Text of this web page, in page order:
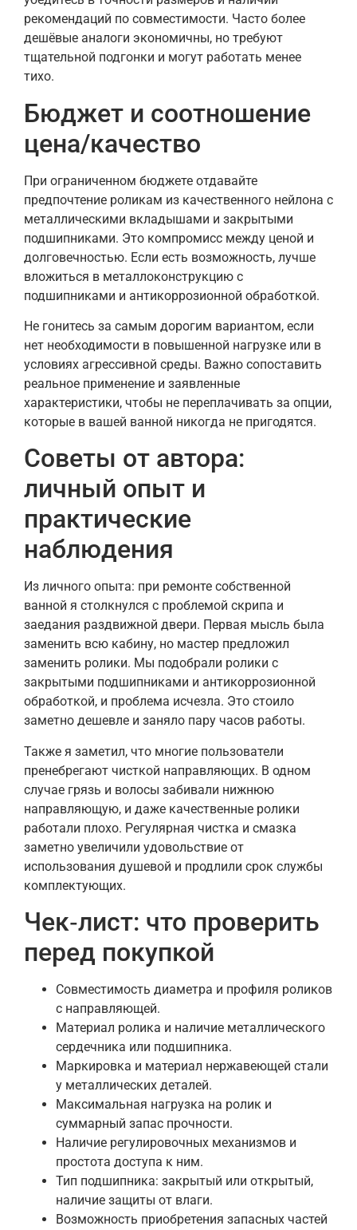
рекомендаций по совместимости. Часто более
дешёвые аналоги экономичны, но требуют
тщательной подгонки и могут работать менее
тихо.
Бюджет и соотношение
цена/качество
При ограниченном бюджете отдавайте
предпочтение роликам из качественного нейлона с
металлическими вкладышами и закрытыми
подшипниками. Это компромисс между ценой и
долговечностью. Если есть возможность, лучше
вложиться в металлоконструкцию с
подшипниками и антикоррозионной обработкой.
Не гонитесь за самым дорогим вариантом, если
нет необходимости в повышенной нагрузке или в
условиях агрессивной среды. Важно сопоставить
реальное применение и заявленные
характеристики, чтобы не переплачивать за опции,
которые в вашей ванной никогда не пригодятся.
Советы от автора:
личный опыт и
практические
наблюдения
Из личного опыта: при ремонте собственной
ванной я столкнулся с проблемой скрипа и
заедания раздвижной двери. Первая мысль была
заменить всю кабину, но мастер предложил
заменить ролики. Мы подобрали ролики с
закрытыми подшипниками и антикоррозионной
обработкой, и проблема исчезла. Это стоило
заметно дешевле и заняло пару часов работы.
Также я заметил, что многие пользователи
пренебрегают чисткой направляющих. В одном
случае грязь и волосы забивали нижнюю
направляющую, и даже качественные ролики
работали плохо. Регулярная чистка и смазка
заметно увеличили удовольствие от
использования душевой и продлили срок службы
комплектующих.
Чек‑лист: что проверить
перед покупкой
Совместимость диаметра и профиля роликов
с направляющей.
Материал ролика и наличие металлического
сердечника или подшипника.
Маркировка и материал нержавеющей стали
у металлических деталей.
Максимальная нагрузка на ролик и
суммарный запас прочности.
Наличие регулировочных механизмов и
простота доступа к ним.
Тип подшипника: закрытый или открытый,
наличие защиты от влаги.
Возможность приобретения запасных частей